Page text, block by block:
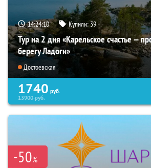
14:24:08 Купили:39
Тур на 2 дня «Карельское счастье —
берегу Ладоги»
Достоевская
1740 руб.
13900руб.
-50%